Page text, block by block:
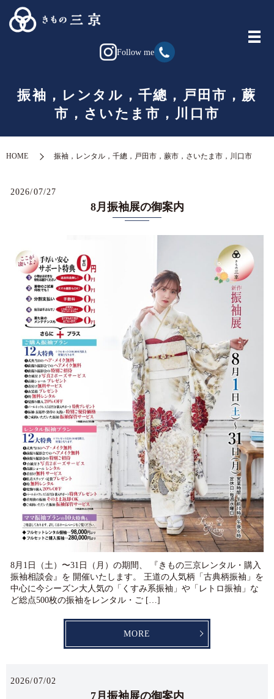
Follow me
振袖，レンタル，千總，戸田市，蕨
市，さいたま市，川口市
HOME 振袖，レンタル，千總，戸田市，蕨市，さいたま市，川口市
2026/07/27
8月振袖展の御案内
8月1日（土）〜31日（月）の期間、 『きもの三京レンタル・購入
振袖相談会』を 開催いたします。 王道の人気柄「古典柄振袖」を
中心に今シーズン大人気の「くすみ系振袖」や「レトロ振袖」な
ど総点500枚の振袖をレンタル・ご […]
MORE
2026/07/02
7月振袖展の御案内